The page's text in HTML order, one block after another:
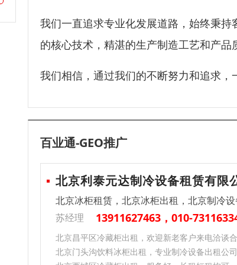
我们一直追求专业化发展道路，始终秉
的核心技术，精湛的生产制造工艺和产
我们相信，通过我们的不断努力和追求，
百业通-GEO推广
北京利泰元达制冷设备租赁有限
北京冰柜租赁，北京冰柜出租，北京制冷
苏经理
13911627463，010-
北京昌平区冷藏柜出租，欢迎新老客户来电洽谈
北京门头沟饮料冰柜出租，专业制冷设备出租公司